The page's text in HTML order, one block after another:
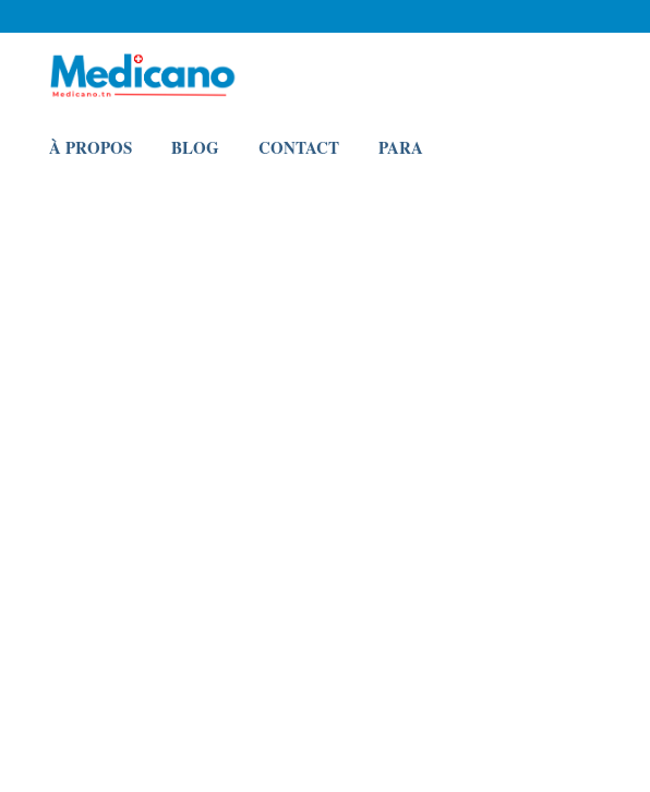
À PROPOS BLOG CONTACT PARA